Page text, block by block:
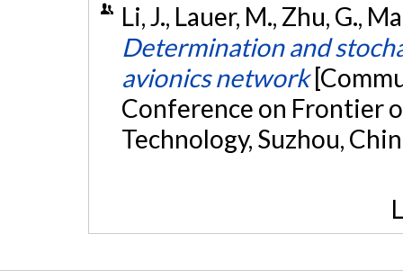
Li, J., Lauer, M., Zhu, G.,
Determination and
avionics network
Conference on Frontier
Technology, Suzhou,